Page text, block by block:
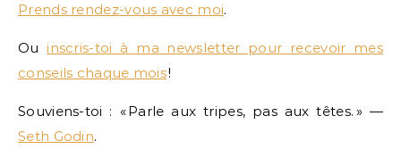
Prends rendez-vous avec moi.
Ouinscris-toi à ma newsletter pour recevoir mes
conseils chaque mois!
Souviens-toi : « Parle aux tripes, pas aux têtes. » —
Seth Godin.